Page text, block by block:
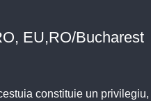
EU,RO/Bucharest
constituie un